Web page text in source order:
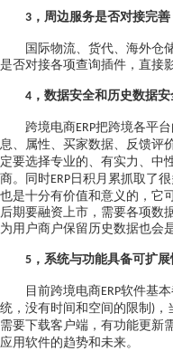
3 ，周边服务是否对接完善
国际物流、货代、海外仓储
是否对接各项查询插件，直接
4 ，数据安全和历史数据
跨境电商ERP把跨境各平
息、属性、买家数据、反馈评
定要选择专业的、有实力、中
商。同时ERP 日积月累抓取了
也是十分有价值和意义的，它
后期要融资上市，需要各项数
为用户商户保留历史数据也会
5 ，系统与功能具备可扩展
目前跨境电商ERP软件基
统，没有时间和空间的限制 )
需要下载客户端，有功能更新
应用软件的趋势和未来。